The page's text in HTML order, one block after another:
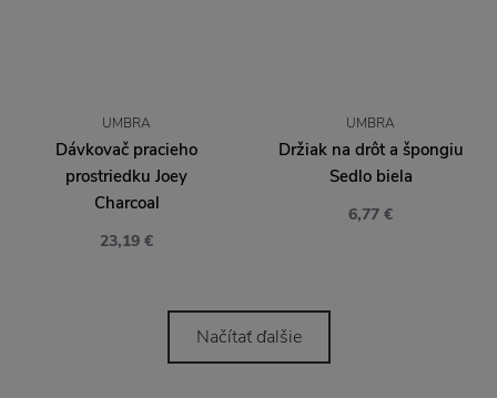
UMBRA
Dávkovač pracieho
prostriedku Joey
Charcoal
23,19 €
UMBRA
Držiak na drôt a špongiu
Sedlo biela
6,77 €
Načítať ďalšie